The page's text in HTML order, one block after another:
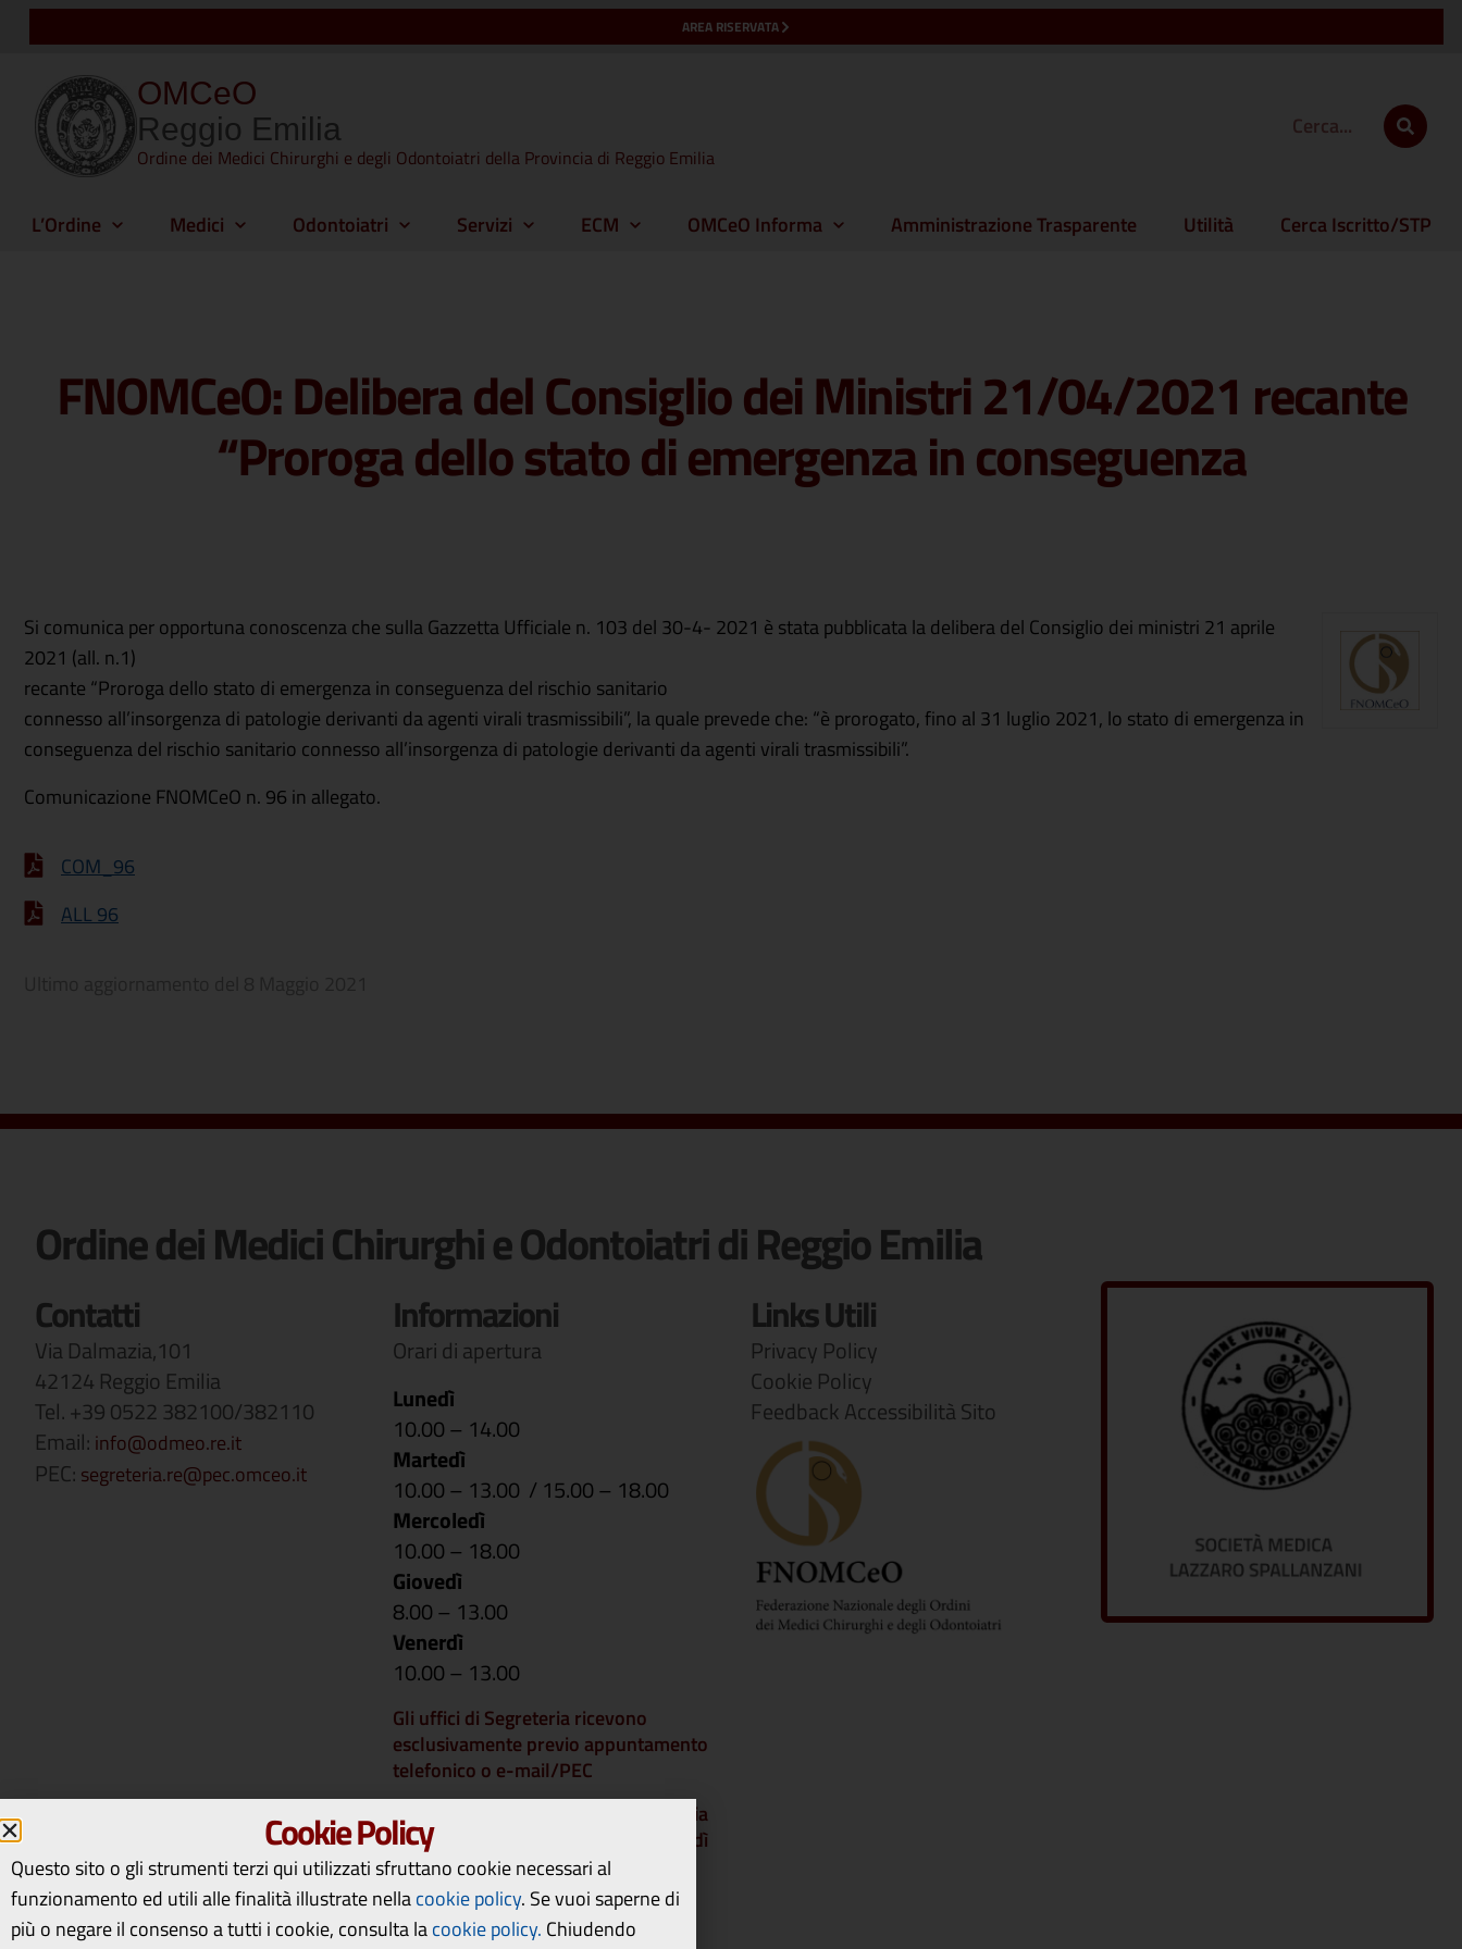
AREA RISERVATA
OMCeO
Reggio Emilia
Ordine dei Medici Chirurghi e degli Odontoiatri della Provincia di Reggio Emilia
L’Ordine Medici Odontoiatri Servizi ECM OMCeO Informa Amministrazione Trasparente Utilità Cerca Iscritto/STP
FNOMCeO: Delibera del Consiglio dei Ministri 21/04/2021 recante
“Proroga dello stato di emergenza in conseguenza
Si comunica per opportuna conoscenza che sulla Gazzetta Ufficiale n. 103 del 30-4- 2021 è stata pubblicata la delibera del Consiglio dei ministri 21 aprile
2021 (all. n.1)
recante “Proroga dello stato di emergenza in conseguenza del rischio sanitario
connesso all’insorgenza di patologie derivanti da agenti virali trasmissibili”, la quale prevede che: “è prorogato, fino al 31 luglio 2021, lo stato di emergenza in
conseguenza del rischio sanitario connesso all’insorgenza di patologie derivanti da agenti virali trasmissibili”.
Comunicazione FNOMCeO n. 96 in allegato.
COM_96
ALL 96
Ordine dei Medici Chirurghi e Odontoiatri di Reggio Emilia
Contatti
Via Dalmazia,101
42124 Reggio Emilia
Tel. +39 0522 382100/382110
Email: info@odmeo.re.it
PEC: segreteria.re@pec.omceo.it
Informazioni
Orari di apertura
Lunedì
10.00 – 14.00
Martedì
10.00 – 13.00 / 15.00 – 18.00
Mercoledì
10.00 – 18.00
Giovedì
8.00 – 13.00
Venerdì
10.00 – 13.00
Gli uffici di Segreteria ricevono
esclusivamente previo appuntamento
telefonico o e-mail/PEC
Si comunica che gli Uffici di Segreteria
rimarranno chiusi a partire da venerdì
14 a venerdì 21 agosto 2026 e
riapriranno lunedì 24 agosto.
Links Utili
Privacy Policy
Cookie Policy
Feedback Accessibilità Sito
Cookie Policy
Questo sito o gli strumenti terzi qui utilizzati sfruttano cookie necessari al
funzionamento ed utili alle finalità illustrate nellacookie policy. Se vuoi saperne di
più o negare il consenso a tutti i cookie, consulta lacookie policy. Chiudendo